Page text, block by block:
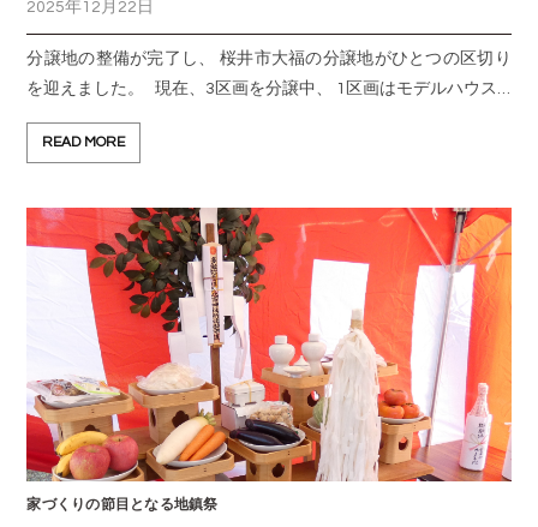
2025年12月22日
分譲地の整備が完了し、 桜井市大福の分譲地がひとつの区切り
を迎えました。 現在、3区画を分譲中、 1区画はモデルハウス…
READ MORE
家づくりの節目となる地鎮祭